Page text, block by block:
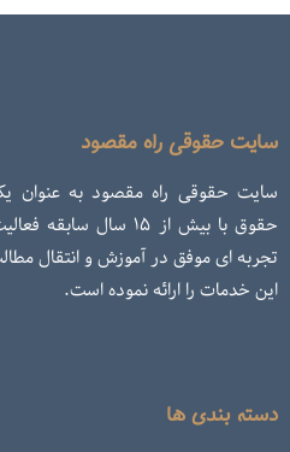
سایت حقوقی راه مقصود
سایت حقوقی راه مقصود به عنوان
حقوق با بیش از ۱۵
تجربه ای موفق در آموزش و انتقال
این خدمات را ارائه نموده است.
دسته بندی ها